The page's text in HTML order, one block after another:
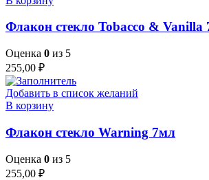
Флакон стекло Tobacco & Vanilla
Оценка 0 из 5
255,00 ₽
Добавить в список желаний
В корзину
Флакон стекло Warning 7мл
Оценка 0 из 5
255,00 ₽